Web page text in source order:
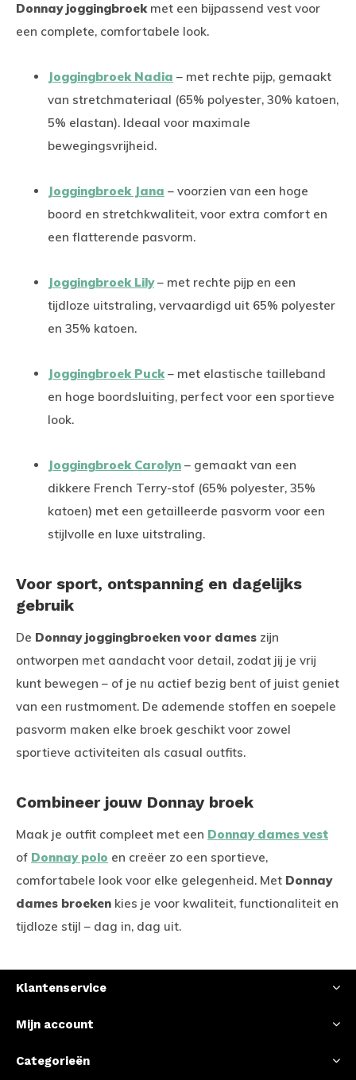
Donnay joggingbroekmet een bijpassend vest voor
een complete, comfortabele look.
Joggingbroek Nadia – met rechte pijp, gemaakt
van stretchmateriaal (65% polyester, 30% katoen,
5% elastan). Ideaal voor maximale
bewegingsvrijheid.
Joggingbroek Jana – voorzien van een hoge
boord en stretchkwaliteit, voor extra comfort en
een flatterende pasvorm.
Joggingbroek Lily– met rechte pijp en een
tijdloze uitstraling, vervaardigd uit 65% polyester
en 35% katoen.
Joggingbroek Puck– met elastische tailleband
en hoge boordsluiting, perfect voor een sportieve
look.
Joggingbroek Carolyn – gemaakt van een
dikkere French Terry-stof (65% polyester, 35%
katoen) met een getailleerde pasvorm voor een
stijlvolle en luxe uitstraling.
Voor sport, ontspanning en dagelijks
gebruik
De Donnay joggingbroeken voor dames zijn
ontworpen met aandacht voor detail, zodat jij je vrij
kunt bewegen – of je nu actief bezig bent of juist geniet
van een rustmoment. De ademende stoffen en soepele
pasvorm maken elke broek geschikt voor zowel
sportieve activiteiten als casual outfits.
Combineer jouw Donnay broek
Maak je outfit compleet met een Donnay dames vest
of Donnay polo en creëer zo een sportieve,
comfortabele look voor elke gelegenheid. Met Donnay
dames broeken kies je voor kwaliteit, functionaliteit en
tijdloze stijl – dag in, dag uit.
Klantenservice
Mijn account
Categorieën